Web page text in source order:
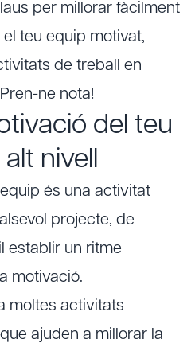
per millorar fàcilment
teu equip motivat,
de treball en
ne nota!
del teu
nivell
és una activitat
projecte, de
establir un ritme
motivació.
moltes activitats
ajuden a millorar la